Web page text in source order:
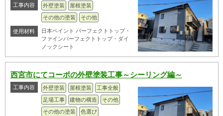
工事内容 外壁塗装
屋根塗装
その他の塗装
その他
使用材料
日本ペイント パーフェクトトップ・
ファインパーフェクトトップ・ダイ
ノックシート
西宮市にてコーポの外壁塗装工事～シーリング編～
工事内容 外壁塗装 屋根塗装
工事全般
足場工事
建物の構造
その他
その他の塗装
色選び